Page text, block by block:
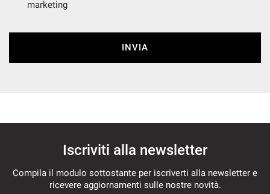
marketing
INVIA
Iscriviti alla newsletter
Compila il modulo sottostante per iscriverti alla newsletter e
ricevere aggiornamenti sulle nostre novità.